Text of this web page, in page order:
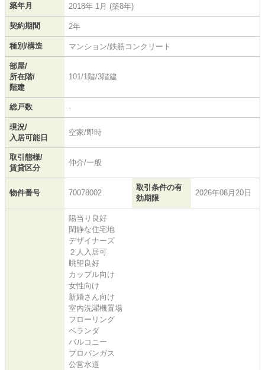
築年月 2018年 1月 (築8年)
契約期間 2年
種別/構造 マンション/鉄筋コンクリート
部屋/
所在階/
階建
101/1階/3階建
総戸数 -
現況/
入居可能日
空家/即時
取引態様/
賃貸区分
仲介/一般
物件番号 70078002
取引条件の有
効期限
2026年08月20日
陽当り良好
閑静な住宅地
デザイナーズ
２人入居可
眺望良好
カップル向け
女性向け
新婚さん向け
室内洗濯機置場
フローリング
ベランダ
バルコニー
プロパンガス
公営水道